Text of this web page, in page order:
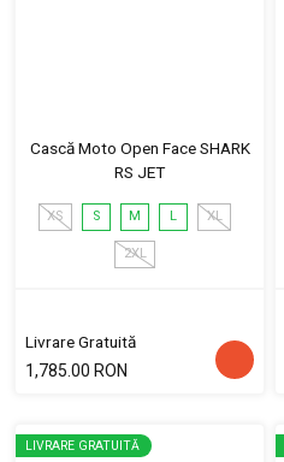
Cască Moto Open Face SHARK
RS JET
XS S M L XL
2XL
Livrare Gratuită
1,785.00 RON
LIVRARE GRATUITĂ